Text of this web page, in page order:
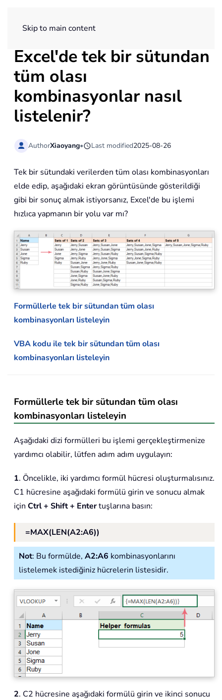
Skip to main content
Excel'de tek bir sütundan
tüm olası
kombinasyonlar nasıl
listelenir?
AuthorXiaoyang• Last modified2025-08-26
Tek bir sütundaki verilerden tüm olası kombinasyonları
elde edip, aşağıdaki ekran görüntüsünde gösterildiği
gibi bir sonuç almak istiyorsanız, Excel'de bu işlemi
hızlıca yapmanın bir yolu var mı?
Formüllerle tek bir sütundan tüm olası
kombinasyonları listeleyin
VBA kodu ile tek bir sütundan tüm olası
kombinasyonları listeleyin
Formüllerle tek bir sütundan tüm olası
kombinasyonları listeleyin
Aşağıdaki dizi formülleri bu işlemi gerçekleştirmenize
yardımcı olabilir, lütfen adım adım uygulayın:
1. Öncelikle, iki yardımcı formül hücresi oluşturmalısınız.
C1 hücresine aşağıdaki formülü girin ve sonucu almak
için Ctrl + Shift + Entertuşlarına basın:
=MAX(LEN(A2:A6))
Not: Bu formülde, A2:A6 kombinasyonlarını
listelemek istediğiniz hücrelerin listesidir.
2. C2 hücresine aşağıdaki formülü girin ve ikinci sonucu